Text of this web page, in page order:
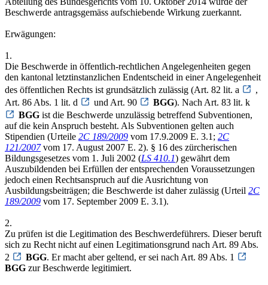
Beschwerde antragsgemäss aufschiebende Wirkung zuerkannt.
Erwägungen:
1.
Die Beschwerde in öffentlich-rechtlichen Angelegenheiten gegen
den kantonal letztinstanzlichen Endentscheid in einer Angelegenheit
des öffentlichen Rechts ist grundsätzlich zulässig (Art. 82 lit. a
,
Art. 86 Abs. 1 lit. d
und Art. 90 BGG). Nach Art. 83 lit. k
BGG ist die Beschwerde unzulässig betreffend Subventionen,
auf die kein Anspruch besteht. Als Subventionen gelten auch
Stipendien (Urteile 2C 189/2009 vom 17.9.2009 E. 3.1; 2C
121/2007vom 17. August 2007 E. 2). § 16 des zürcherischen
Bildungsgesetzes vom 1. Juli 2002 (LS 410.1) gewährt dem
Auszubildenden bei Erfüllen der entsprechenden Voraussetzungen
jedoch einen Rechtsanspruch auf die Ausrichtung von
Ausbildungsbeiträgen; die Beschwerde ist daher zulässig (Urteil 2C
189/2009 vom 17. September 2009 E. 3.1).
2.
Zu prüfen ist die Legitimation des Beschwerdeführers. Dieser beruft
sich zu Recht nicht auf einen Legitimationsgrund nach Art. 89 Abs.
2
BGG. Er macht aber geltend, er sei nach Art. 89 Abs. 1
BGG zur Beschwerde legitimiert.